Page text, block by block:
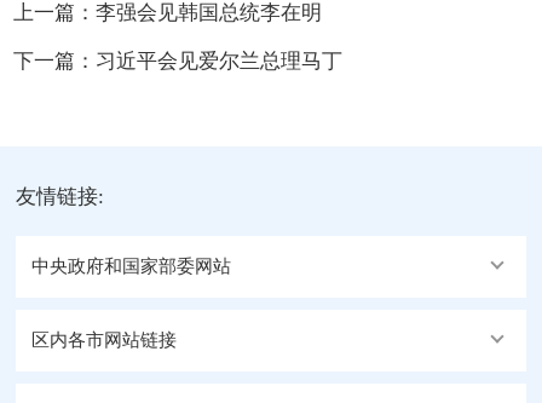
上一篇：李强会见韩国总统李在明
下一篇： 习近平会见爱尔兰总理马丁
友情链接:
中央政府和国家部委网站
区内各市网站链接